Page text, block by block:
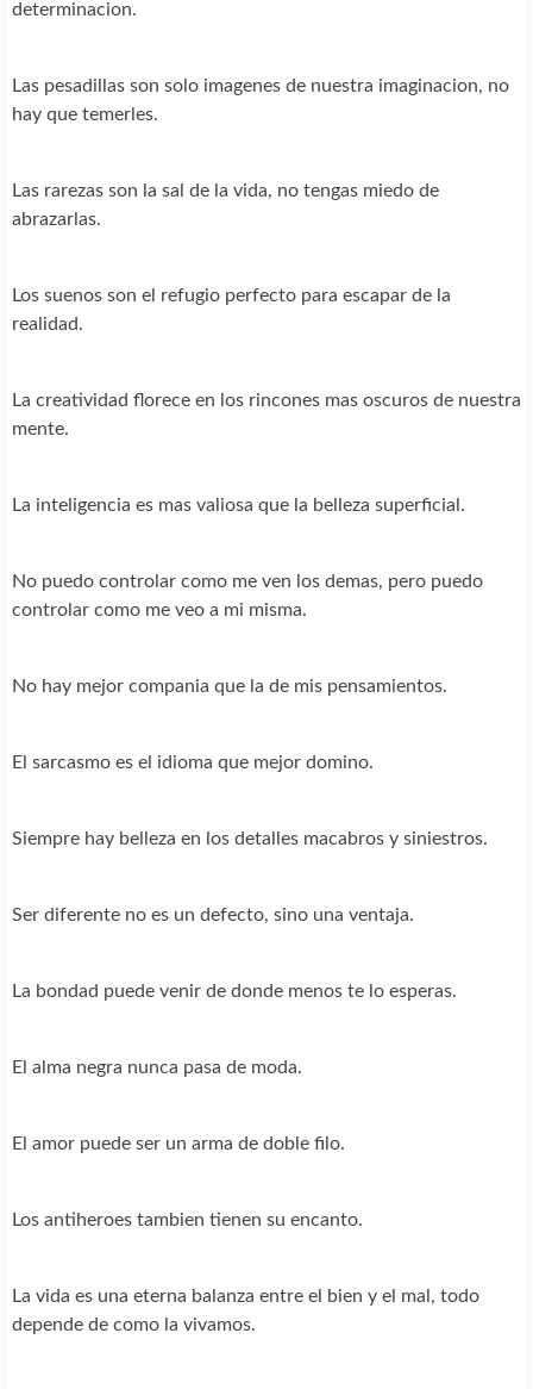
determinacion.
Las pesadillas son solo imagenes de nuestra imaginacion, no
hay que temerles.
Las rarezas son la sal de la vida, no tengas miedo de
abrazarlas.
Los suenos son el refugio perfecto para escapar de la
realidad.
La creatividad florece en los rincones mas oscuros de nuestra
mente.
La inteligencia es mas valiosa que la belleza superficial.
No puedo controlar como me ven los demas, pero puedo
controlar como me veo a mi misma.
No hay mejor compania que la de mis pensamientos.
El sarcasmo es el idioma que mejor domino.
Siempre hay belleza en los detalles macabros y siniestros.
Ser diferente no es un defecto, sino una ventaja.
La bondad puede venir de donde menos te lo esperas.
El alma negra nunca pasa de moda.
El amor puede ser un arma de doble filo.
Los antiheroes tambien tienen su encanto.
La vida es una eterna balanza entre el bien y el mal, todo
depende de como la vivamos.